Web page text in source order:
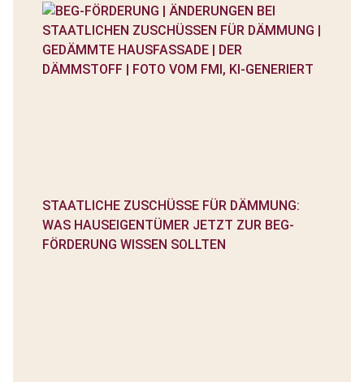
STAATLICHE ZUSCHÜSSE FÜR DÄMMUNG:
WAS HAUSEIGENTÜMER JETZT ZUR BEG-
FÖRDERUNG WISSEN SOLLTEN